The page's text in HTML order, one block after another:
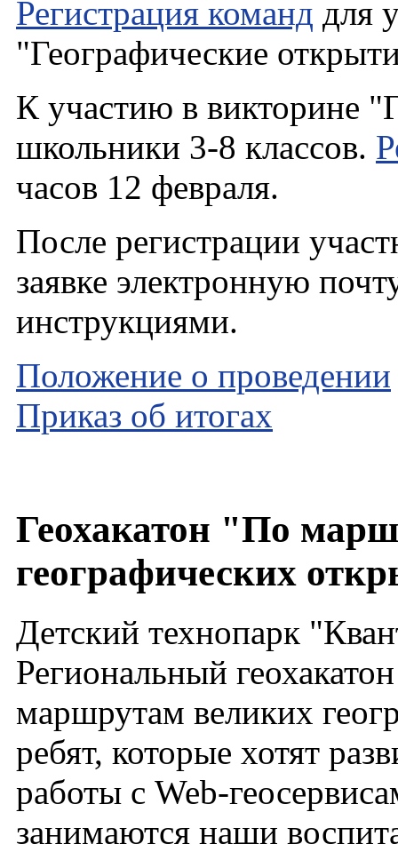
Регистрация команд для
"Географические
К участию в викторине
школьники 3-8 классов.
часов 12 февраля.
После регистрации
заявке электронную
инструкциями.
Положение о проведении
Приказ об итогах
Геохакатон "По
географических
Детский технопарк
Региональный
маршрутам великих
ребят, которые хотят
работы с Web-
занимаются наши